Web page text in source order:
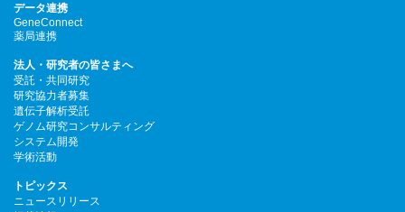
データ連携
GeneConnect
薬局連携
法人・研究者の皆さまへ
受託・共同研究
研究協力者募集
遺伝子解析受託
ゲノム研究コンサルティング
システム開発
学術活動
トピックス
ニュースリリース